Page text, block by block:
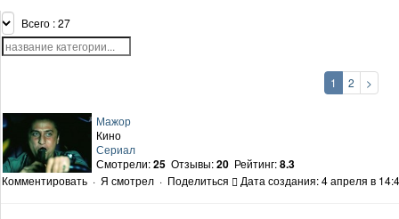
Всего : 27
1 2 >
Мажор
Кино
Сериал
Смотрели:25 Отзывы:20 Рейтинг:8.3
Комментировать · Я смотрел · Поделиться Дата создания: 4 апреля в